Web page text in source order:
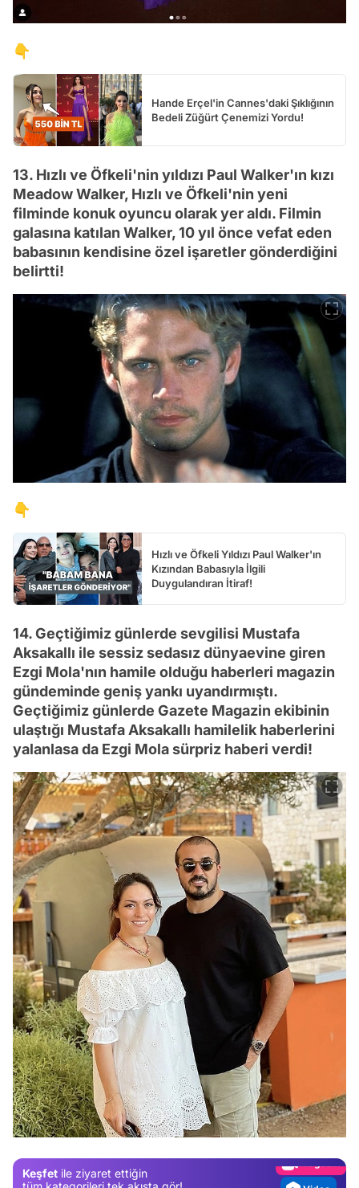
👇
Hande Erçel'in Cannes'daki Şıklığının
Bedeli Züğürt Çenemizi Yordu!
13. Hızlı ve Öfkeli'nin yıldızı Paul Walker'ın kızı
Meadow Walker, Hızlı ve Öfkeli'nin yeni
filminde konuk oyuncu olarak yer aldı. Filmin
galasına katılan Walker, 10 yıl önce vefat eden
babasının kendisine özel işaretler gönderdiğini
belirtti!
👇
Hızlı ve Öfkeli Yıldızı Paul Walker'ın
Kızından Babasıyla İlgili
Duygulandıran İtiraf!
14. Geçtiğimiz günlerde sevgilisi Mustafa
Aksakallı ile sessiz sedasız dünyaevine giren
Ezgi Mola'nın hamile olduğu haberleri magazin
gündeminde geniş yankı uyandırmıştı.
Geçtiğimiz günlerde Gazete Magazin ekibinin
ulaştığı Mustafa Aksakallı hamilelik haberlerini
yalanlasa da Ezgi Mola sürpriz haberi verdi!
Keşfet ile ziyaret ettiğin
Test
Gündem
Video